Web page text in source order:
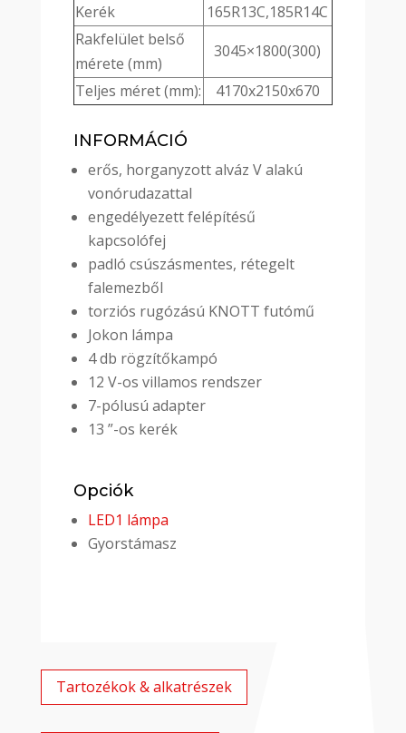
Kerék
165R13C,185R14C
Rakfelület belső
mérete (mm)
3045×1800(300)
Teljes méret (mm):
4170x2150x670
INFORMÁCIÓ
erős, horganyzott alváz V alakú
vonórudazattal
engedélyezett felépítésű
kapcsolófej
padló csúszásmentes, rétegelt
falemezből
torziós rugózású KNOTT futómű
Jokon lámpa
4 db rögzítőkampó
12 V-os villamos rendszer
7-pólusú adapter
13 ”-os kerék
Opciók
LED1 lámpa
Gyorstámasz
Tartozékok & alkatrészek